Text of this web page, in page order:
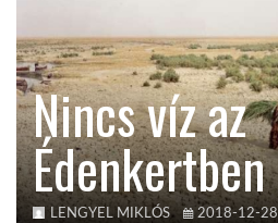
AUSZTRÁLIA
A VILÁG ITTHON
Nincs víz az
Édenkertben
LENGYEL MIKLÓS 2018-12-28